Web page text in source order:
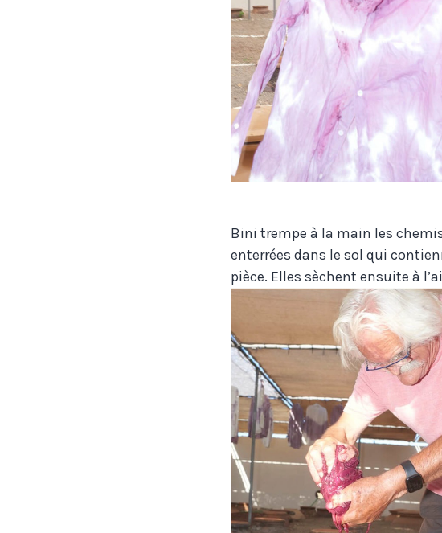
Bini trempe à la main les
enterrées dans le sol qui
pièce. Elles sèchent ensuite à